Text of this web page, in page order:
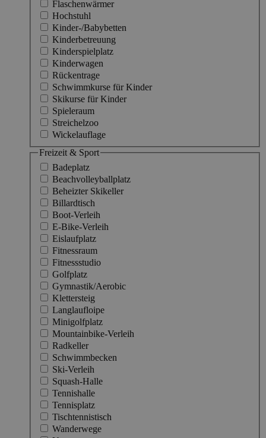
Flaschenwärmer
Hochstuhl
Kinder-/Babybetten
Kinderbetreuung
Kinderspielplatz
Kinderwagen
Rückentrage
Schwimmkurse für Kinder
Skikurse für Kinder
Spieleraum
Streichelzoo
Wickelauflage
Freizeit & Sport
Badeplatz
Beachvolleyballplatz
Beheizter Skikeller
Billardtisch
Boot-Verleih
E-Bike-Verleih
Eislaufplatz
Fitnessraum
Fitnessstudio
Golfplatz
Gymnastik/Aerobic
Klettersteig
Langlaufloipe
Minigolfplatz
Mountainbike-Verleih
Radkeller
Schwimmbecken
Ski-Verleih
Squash-Halle
Tennishalle
Tennisplatz
Tischtennistisch
Wanderwege